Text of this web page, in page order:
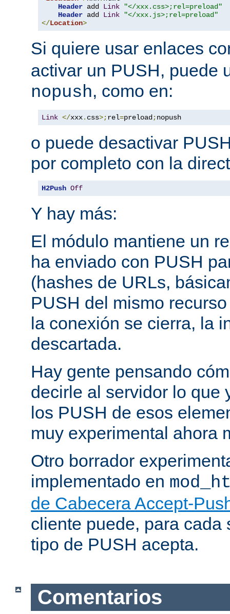
Header add Link
"</xxx.css>;rel=preload"
Header add Link
"</xxx.js>;rel=preload"
</Location>
Si quiere usar enlaces
activar un PUSH, puede
nopush, como en:
Link </xxx. css>;rel=preload;nopush
o puede desactivar
por completo con la
H2Push Off
Y hay más:
El módulo mantiene un
ha enviado con PUSH
(hashes de URLs,
PUSH del mismo
la conexión se cierra, la
descartada.
Hay gente pensando
decirle al servidor lo que
los PUSH de esos
muy experimental ahora
Otro borrador
implementado en
de Cabecera Accept-
cliente puede, para cada
tipo de PUSH acepta.
Comentarios